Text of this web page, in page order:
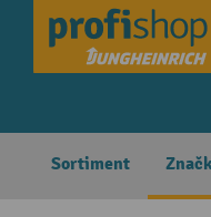
Skip to main
Sortiment